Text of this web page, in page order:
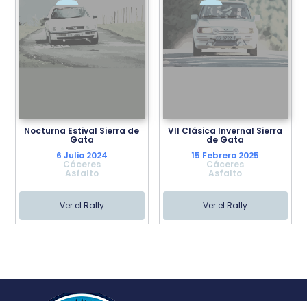
Nocturna Estival Sierra de
Gata
6 Julio 2024
Cáceres
Asfalto
Ver el Rally
VII Clásica Invernal Sierra
de Gata
15 Febrero 2025
Cáceres
Asfalto
Ver el Rally